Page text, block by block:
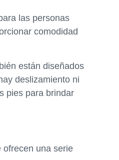
las personas
comodidad
están diseñados
deslizamiento ni
pies para brindar
ofrecen una serie